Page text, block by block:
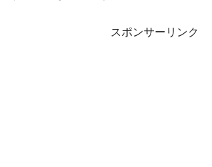
スポンサーリンク